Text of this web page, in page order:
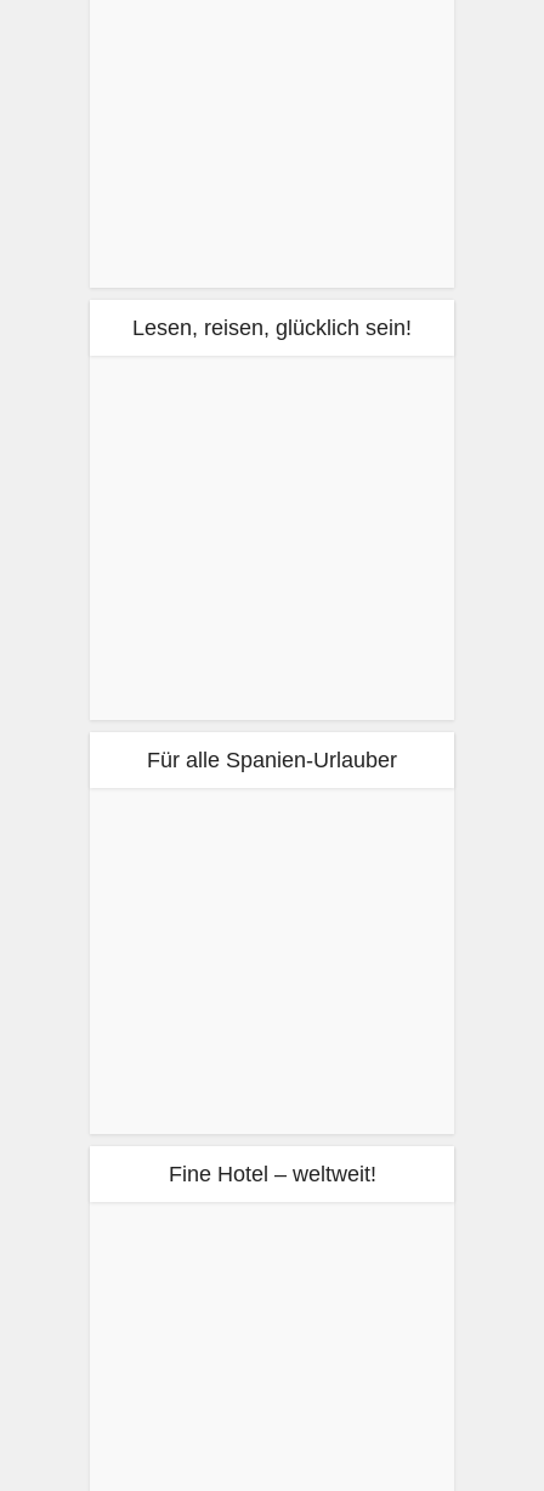
Lesen, reisen, glücklich sein!
Für alle Spanien-Urlauber
Fine Hotel – weltweit!